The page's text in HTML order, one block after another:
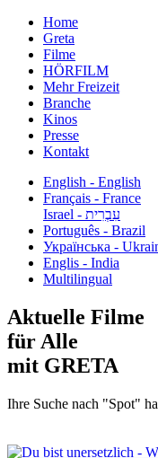
Home
Greta
Filme
HÖRFILM
Mehr Freizeit
Branche
Kinos
Presse
Kontakt
English - English
Français - France
עִבְרִית - Israel
Português - Brazil
Українська -
Englis - India
Multilingual
Aktuelle Filme
für Alle
mit GRETA
Ihre Suche nach "Spot"